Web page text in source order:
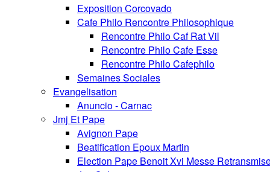
Exposition Corcovado
Cafe Philo Rencontre Philosophique
Rencontre Philo Caf Rat Vil
Rencontre Philo Cafe Esse
Rencontre Philo Cafephilo
Semaines Sociales
Evangelisation
Anuncio - Carnac
Jmj Et Pape
Avignon Pape
Beatification Epoux Martin
Election Pape Benoit Xvi Messe